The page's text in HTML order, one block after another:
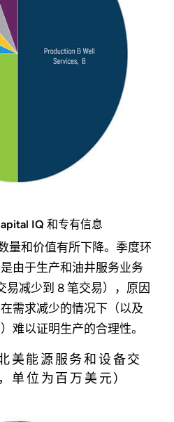
IQ 和专有信息
量和价值有所下降。季度环
由于生产和油井服务业务
易减少到 8 笔交易），原因
需求减少的情况下（以及
难以证明生产的合理性。
美能源服务和设备交
单位为百万美元）